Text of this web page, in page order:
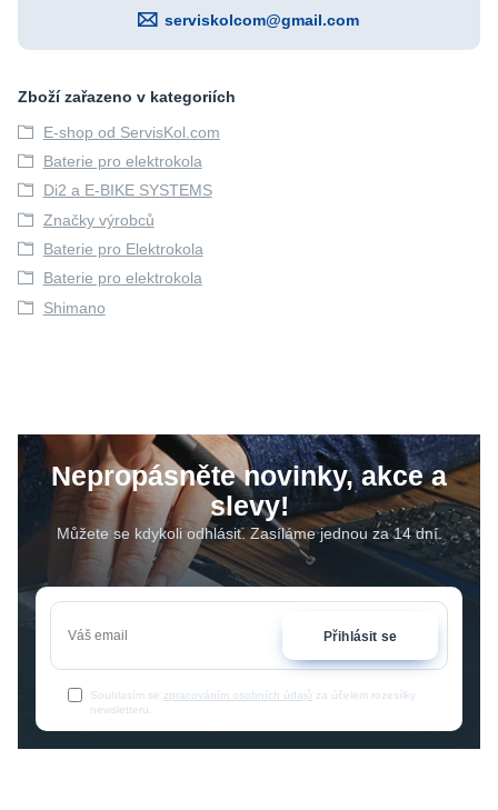
serviskolcom@gmail.com
Zboží zařazeno v kategoriích
E-shop od ServisKol.com
Baterie pro elektrokola
Di2 a E-BIKE SYSTEMS
Značky výrobců
Baterie pro Elektrokola
Baterie pro elektrokola
Shimano
Nepropásněte novinky, akce a
slevy!
Můžete se kdykoli odhlásit. Zasíláme jednou za 14 dní.
Přihlásit se
Souhlasím se zpracováním osobních údajů za účelem rozesílky
newsletteru.